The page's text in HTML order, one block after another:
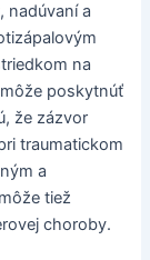
nadúvaní a
na
poskytnúť
že zázvor
traumatickom
a
tiež
choroby.